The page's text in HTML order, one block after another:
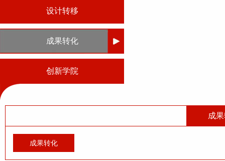
设计转移
成果转化
创新学院
成
成果转化